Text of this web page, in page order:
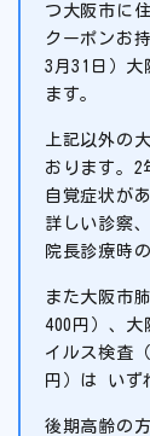
つ大阪市に
クーポンお
3月31日）大
ます。
上記以外の
おります。2
自覚症状が
詳しい診察
院長診療時
また大阪市
400円）、大
イルス検査
円）は いず
後期高齢の